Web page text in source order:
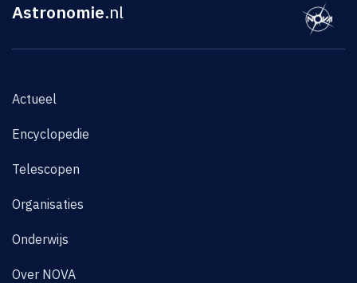
Astronomie.nl
Actueel
Encyclopedie
Telescopen
Organisaties
Onderwijs
Over NOVA